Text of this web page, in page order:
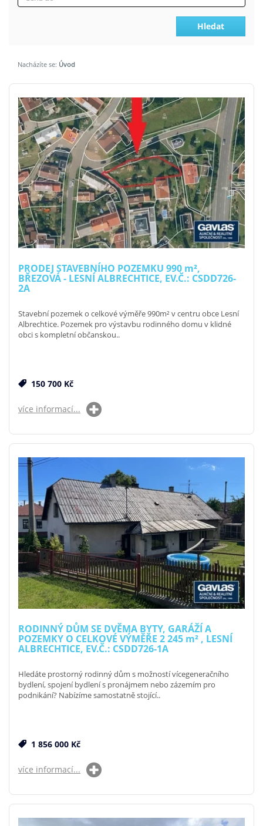
Hledat
Nacházíte se: Úvod
PRODEJ STAVEBNÍHO POZEMKU 990 m²,
BŘEZOVÁ - LESNÍ ALBRECHTICE, EV.Č.: CSDD726-
2A
Stavební pozemek o celkové výměře 990m² v centru obce Lesní
Albrechtice. Pozemek pro výstavbu rodinného domu v klidné
obci s kompletní občanskou..
150 700 Kč
více informací...
RODINNÝ DŮM SE DVĚMA BYTY, GARÁŽÍ A
POZEMKY O CELKOVÉ VÝMĚŘE 2 245 m² , LESNÍ
ALBRECHTICE, EV.Č.: CSDD726-1A
Hledáte prostorný rodinný dům s možností vícegeneračního
bydlení, spojení bydlení s pronájmem nebo zázemím pro
podnikání? Nabízíme samostatně stojící..
1 856 000 Kč
více informací...